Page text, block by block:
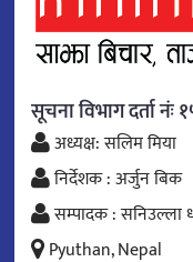
सूचना विभाग दर्ता
अध्यक्ष: सलिम मिया
निर्देशक : अर्जुन बिक
सम्पादक : सनिउल्ला
Pyuthan, Nepal